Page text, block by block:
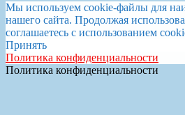
Мы используем cookie-файлы для
нашего сайта. Продолжая
соглашаетесь с использованием
Принять
Политика конфиденциальности
Политика конфиденциальности